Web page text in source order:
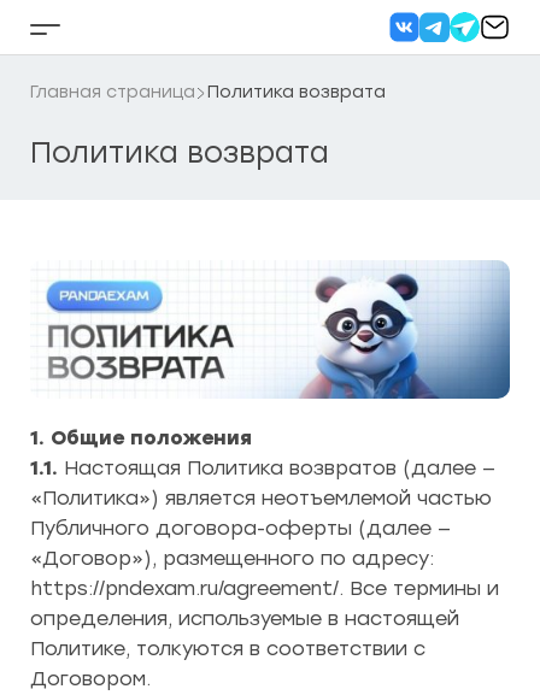
Кнопка
бокового
меню
Главная страница Политика возврата
Политика возврата
1. Общие положения
1.1. Настоящая Политика возвратов (далее —
«Политика») является неотъемлемой частью
Публичного договора-оферты (далее —
«Договор»), размещенного по адресу:
https://pndexam.ru/agreement/. Все термины и
определения, используемые в настоящей
Политике, толкуются в соответствии с
Договором.